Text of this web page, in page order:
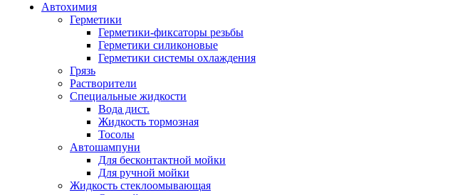
Автохимия
Герметики
Герметики-фиксаторы резьбы
Герметики силиконовые
Герметики системы охлаждения
Грязь
Растворители
Специальные жидкости
Вода дист.
Жидкость тормозная
Тосолы
Автошампуни
Для бесконтактной мойки
Для ручной мойки
Жидкость стеклоомывающая